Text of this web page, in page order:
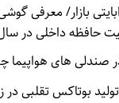
۱ ترابایتی بازار/ معرفی
حافظه داخلی در سال
صندلی های
بوتاکس تقلبی در